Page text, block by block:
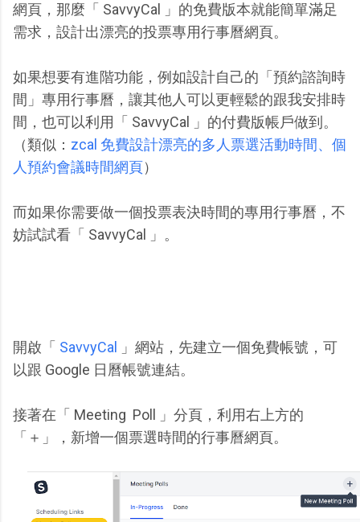
網頁，那麼「 SavvyCal 」的免費版本就能簡單滿足
需求，設計出漂亮的投票專用行事曆網頁。
如果想要有進階功能，例如設計自己的「預約諮詢時
間」專用行事曆，讓其他人可以更輕鬆的跟我安排時
間，也可以利用「 SavvyCal 」的付費版帳戶做到。
（類似： zcal 免費設計漂亮的多人票選活動時間、個
人預約會議時間網頁）
而如果你需要做一個投票表決時間的專用行事曆，不
妨試試看「 SavvyCal 」。
開啟「 SavvyCal
」網站，先建立一個免費帳號，可
以跟 Google 日曆帳號連結。
接著在「 Meeting Poll 」分頁，利用右上方的
「＋」，新增一個票選時間的行事曆網頁。